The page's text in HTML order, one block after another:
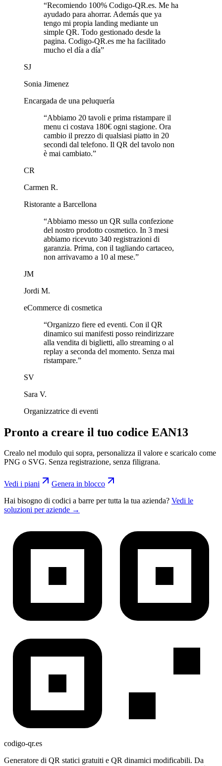
“Recomiendo 100% Codigo-QR.es. Me ha
ayudado para ahorrar. Además que ya
tengo mi propia landing mediante un
simple QR. Todo gestionado desde la
pagina. Codigo-QR.es me ha facilitado
mucho el día a día”
SJ
Sonia Jimenez
Encargada de una peluquería
“Abbiamo 20 tavoli e prima ristampare il
menu ci costava 180€ ogni stagione. Ora
cambio il prezzo di qualsiasi piatto in 20
secondi dal telefono. Il QR del tavolo non
è mai cambiato.”
CR
Carmen R.
Ristorante a Barcellona
“Abbiamo messo un QR sulla confezione
del nostro prodotto cosmetico. In 3 mesi
abbiamo ricevuto 340 registrazioni di
garanzia. Prima, con il tagliando cartaceo,
non arrivavamo a 10 al mese.”
JM
Jordi M.
eCommerce di cosmetica
“Organizzo fiere ed eventi. Con il QR
dinamico sui manifesti posso reindirizzare
alla vendita di biglietti, allo streaming o al
replay a seconda del momento. Senza mai
ristampare.”
SV
Sara V.
Organizzatrice di eventi
Pronto a creare il tuo codice EAN13
Crealo nel modulo qui sopra, personalizza il valore e scaricalo come
PNG o SVG. Senza registrazione, senza filigrana.
Vedi i piani
Genera in blocco
Hai bisogno di codici a barre per tutta la tua azienda? Vedi le
soluzioni per aziende →
codigo-qr.es
Generatore di QR statici gratuiti e QR dinamici modificabili. Da